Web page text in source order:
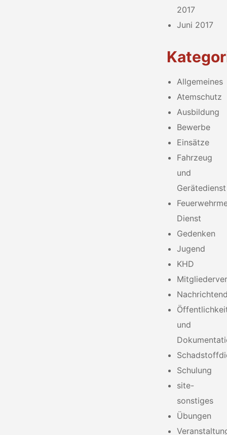
2017
Juni 2017
Allgemeines
Atemschutz
Ausbildung
Bewerbe
Einsätze
Fahrzeug
und
Gerätedienst
Dienst
Gedenken
Jugend
KHD
und
Schulung
site-
sonstiges
Übungen